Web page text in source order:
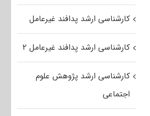
کارشناسی ارشد پدافند غیرعامل
کارشناسی ارشد پدافند غیرعامل ۲
کارشناسی ارشد پژوهش علوم
اجتماعی